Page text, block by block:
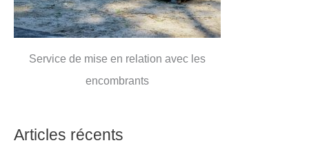
Service de mise en relation avec les
encombrants
Articles récents